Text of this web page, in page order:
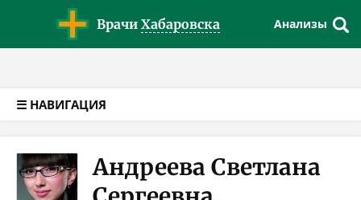
Врачи Хабаровска Анализы
☰ НАВИГАЦИЯ
Андреева Светлана